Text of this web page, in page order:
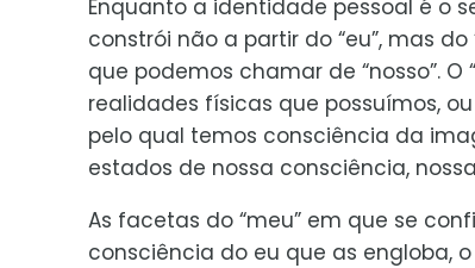
Enquanto a identidade pessoal é o
constrói não a partir do “eu”, mas
que podemos chamar de “nosso”.
realidades físicas que possuímos,
pelo qual temos consciência da
estados de nossa consciência,
As facetas do “meu” em que se
consciência do eu que as engloba,